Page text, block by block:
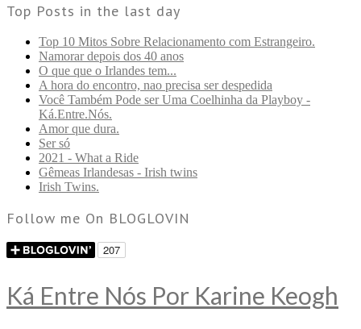
Top Posts in the last day
Top 10 Mitos Sobre Relacionamento com Estrangeiro.
Namorar depois dos 40 anos
O que que o Irlandes tem...
A hora do encontro, nao precisa ser despedida
Você Também Pode ser Uma Coelhinha da Playboy -
Ká.Entre.Nós.
Amor que dura.
Ser só
2021 - What a Ride
Gêmeas Irlandesas - Irish twins
Irish Twins.
Follow me On BLOGLOVIN
Ká Entre Nós Por Karine Keogh